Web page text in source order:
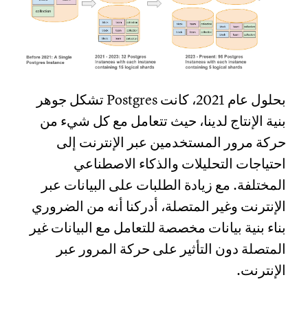
بحلول عام 2021، كانت Postgres تشكل جوهر
بنية الإنتاج لدينا، حيث تتعامل مع كل شيء من
حركة مرور المستخدمين عبر الإنترنت إلى
احتياجات التحليلات والذكاء الاصطناعي
المختلفة. مع زيادة الطلبات على البيانات عبر
الإنترنت وغير المتصلة، أدركنا أنه من الضروري
بناء بنية بيانات مخصصة للتعامل مع البيانات غير
المتصلة دون التأثير على حركة المرور عبر
الإنترنت.